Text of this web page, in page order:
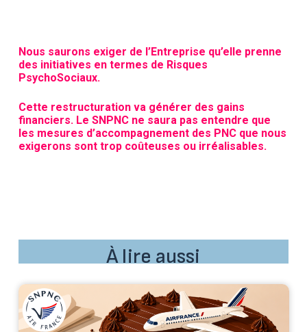
Nous saurons exiger de l’Entreprise qu’elle prenne
des initiatives en termes de Risques
PsychoSociaux.
Cette restructuration va générer des gains
financiers. Le SNPNC ne saura pas entendre que
les mesures d’accompagnement des PNC que nous
exigerons sont trop coûteuses ou irréalisables.
À lire aussi